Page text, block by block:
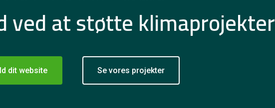
ved at støtte klimaprojekter
dit website Se vores projekter